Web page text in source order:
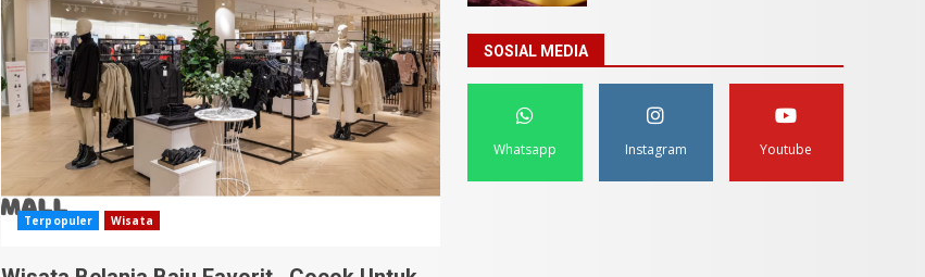
Terpopuler Wisata
SOSIAL MEDIA
Whatsapp Instagram Youtube